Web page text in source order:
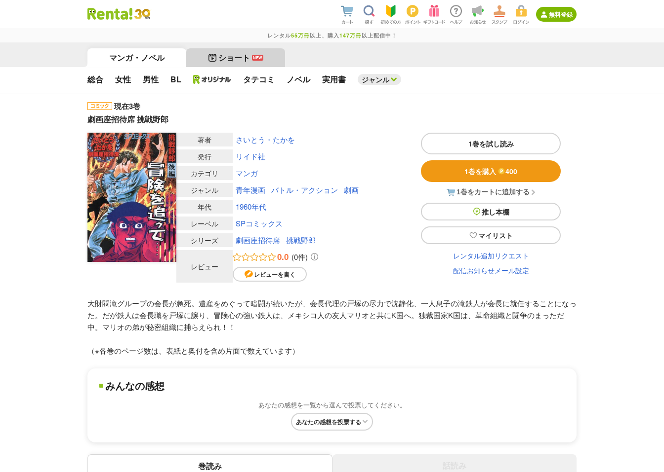
無料登録
レンタル55万冊以上、購入 147万冊以上配信中！
マンガ・ノベル ショート NEW
総合 女性 男性 BL タテコミ ノベル 実用書 ジャンル
現在3巻
劇画座招待席 挑戦野郎
1巻を試し読み
1巻を購入 400
1巻をカートに追加する
推し本棚
マイリスト
レンタル追加リクエスト
配信お知らせメール設定
著者 さいとう・たかを
発行 リイド社
カテゴリ マンガ
ジャンル 青年漫画 バトル・アクション 劇画
年代 1960年代
レーベル SPコミックス
シリーズ 劇画座招待席 挑戦野郎
レビュー
0.0 (0件)
レビューを書く
大財閥滝グループの会長が急死。遺産をめぐって暗闘が続いたが、会長代理の戸塚の尽力で沈静化、一人息子の滝鉄人が会長に就任することになっ
た。だが鉄人は会長職を戸塚に譲り、冒険心の強い鉄人は、メキシコ人の友人マリオと共にK国へ。独裁国家K国は、革命組織と闘争のまっただ
中。マリオの弟が秘密組織に捕らえられ！！
（※各巻のページ数は、表紙と奥付を含め片面で数えています）
みんなの感想
あなたの感想を一覧から選んで投票してください。
あなたの感想を投票する
巻読み